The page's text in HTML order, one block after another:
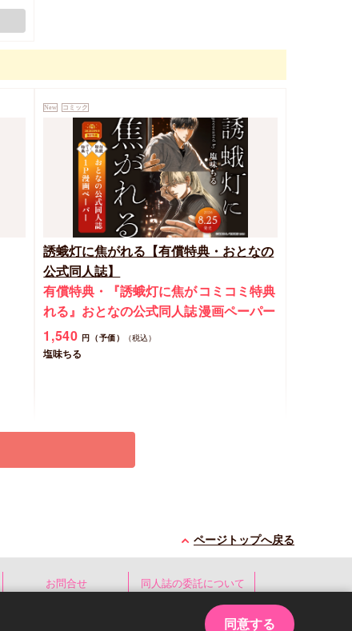
New コミック
誘蛾灯に焦がれる【有償特典・おとなの
公式同人誌】
有償特典・『誘蛾灯に焦が
れる』おとなの公式同人誌
コミコミ特典
漫画ペーパー
1,540 円（予価） （税込）
塩味ちる
ページトップへ戻る
お問合せ 同人誌の委託について
同意する